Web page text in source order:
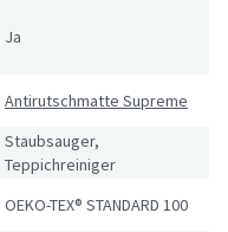
Ja
Antirutschmatte Supreme
Staubsauger,
Teppichreiniger
OEKO-TEX® STANDARD 100